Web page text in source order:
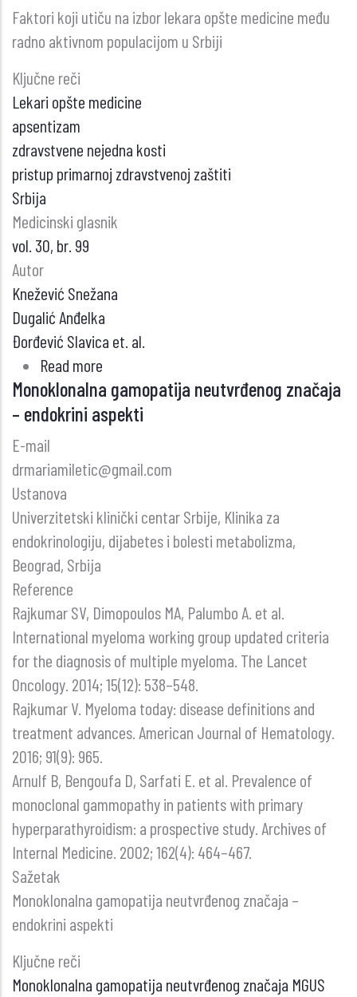
Faktori koji utiču na izbor lekara opšte medicine među
radno aktivnom populacijom u Srbiji
Ključne reči
Lekari opšte medicine
apsentizam
zdravstvene nejedna kosti
pristup primarnoj zdravstvenoj zaštiti
Srbija
Medicinski glasnik
vol. 30, br. 99
Autor
Knežević Snežana
Dugalić Anđelka
Đorđević Slavica et. al.
Read more
Faktori
koji
na
izbor
lekara
opšte
medicine
radno
aktivnom
populacijom
u
Srbiji
Monoklonalna gamopatija neutvrđenog značaja
– endokrini aspekti
E-mail
drmariamiletic@gmail.com
Ustanova
Univerzitetski klinički centar Srbije, Klinika za
endokrinologiju, dijabetes i bolesti metabolizma,
Beograd, Srbija
Reference
Rajkumar SV, Dimopoulos MA, Palumbo A. et al.
International myeloma working group updated criteria
for the diagnosis of multiple myeloma. The Lancet
Oncology. 2014; 15(12): 538–548.
Rajkumar V. Myeloma today: disease definitions and
treatment advances. American Journal of Hematology.
2016; 91(9): 965.
Arnulf B, Bengoufa D, Sarfati E. et al. Prevalence of
monoclonal gammopathy in patients with primary
hyperparathyroidism: a prospective study. Archives of
Internal Medicine. 2002; 162(4): 464–467.
Sažetak
Monoklonalna gamopatija neutvrđenog značaja –
endokrini aspekti
Ključne reči
Monoklonalna gamopatija neutvrđenog značaja MGUS